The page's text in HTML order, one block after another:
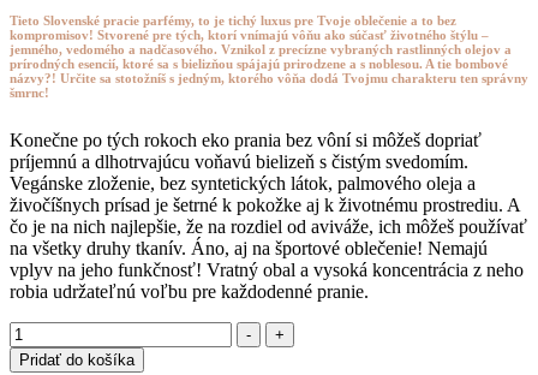
Tieto Slovenské pracie parfémy, to je tichý luxus pre Tvoje oblečenie a to bez
kompromisov! Stvorené pre tých, ktorí vnímajú vôňu ako súčasť životného štýlu –
jemného, vedomého a nadčasového. Vznikol z precízne vybraných rastlinných olejov a
prírodných esencií, ktoré sa s bielizňou spájajú prirodzene a s noblesou. A tie bombové
názvy?! Určite sa stotožníš s jedným, ktorého vôňa dodá Tvojmu charakteru ten správny
šmrnc!
Konečne po tých rokoch eko prania bez vôní si môžeš dopriať
príjemnú a dlhotrvajúcu voňavú bielizeň s čistým svedomím.
Vegánske zloženie, bez syntetických látok, palmového oleja a
živočíšnych prísad je šetrné k pokožke aj k životnému prostrediu. A
čo je na nich najlepšie, že na rozdiel od aviváže, ich môžeš používať
na všetky druhy tkanív. Áno, aj na športové oblečenie! Nemajú
vplyv na jeho funkčnosť! Vratný obal a vysoká koncentrácia z neho
robia udržateľnú voľbu pre každodenné pranie.
Množstvo
-
+
Pridať do košíka